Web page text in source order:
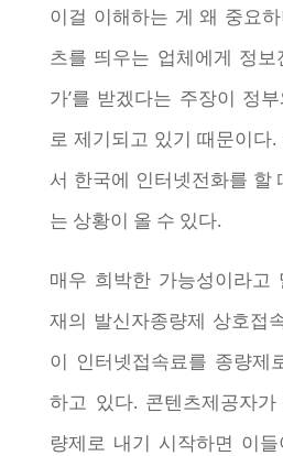
이걸 이해하는 게 왜 중요
츠를 띄우는 업체에게 정보
가’를 받겠다는 주장이 정
로 제기되고 있기 때문이다
서 한국에 인터넷전화를 할
는 상황이 올 수 있다.
매우 희박한 가능성이라고
재의 발신자종량제 상호접
이 인터넷접속료를 종량제
하고 있다. 콘텐츠제공자
량제로 내기 시작하면 이